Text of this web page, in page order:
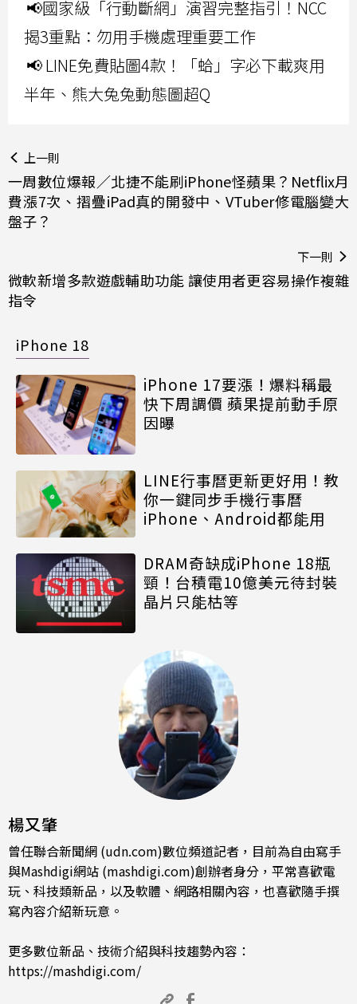
📢國家級「行動斷網」演習完整指引！NCC
揭3重點：勿用手機處理重要工作
📢 LINE免費貼圖4款！「蛤」字必下載爽用
半年、熊大兔兔動態圖超Q
上一則
一周數位爆報／北捷不能刷iPhone怪蘋果？Netflix月
費漲7次、摺疊iPad真的開發中、VTuber修電腦變大
盤子？
下一則
微軟新增多款遊戲輔助功能 讓使用者更容易操作複雜
指令
iPhone 18
iPhone 17要漲！爆料稱最
快下周調價 蘋果提前動手原
因曝
LINE行事曆更新更好用！教
你一鍵同步手機行事曆
iPhone、Android都能用
DRAM奇缺成iPhone 18瓶
頸！台積電10億美元待封裝
晶片只能枯等
楊又肇
曾任聯合新聞網 (udn.com)數位頻道記者，目前為自由寫手
與Mashdigi網站 (mashdigi.com)創辦者身分，平常喜歡電
玩、科技類新品，以及軟體、網路相關內容，也喜歡隨手撰
寫內容介紹新玩意。
更多數位新品、技術介紹與科技趨勢內容：
https://mashdigi.com/